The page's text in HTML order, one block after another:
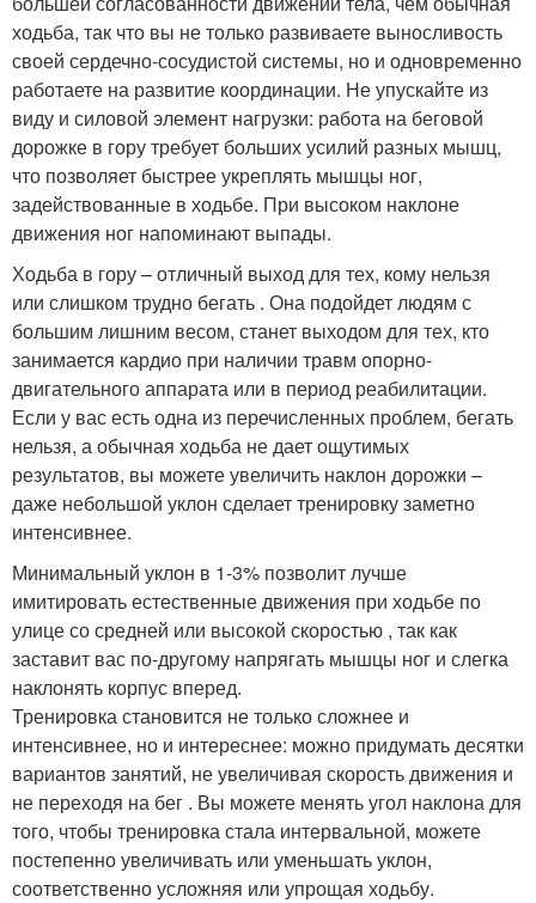
ходьба, так что вы не только развиваете выносливость
своей сердечно-сосудистой системы, но и одновременно
работаете на развитие координации. Не упускайте из
виду и силовой элемент нагрузки: работа на беговой
дорожке в гору требует больших усилий разных мышц,
что позволяет быстрее укреплять мышцы ног,
задействованные в ходьбе. При высоком наклоне
движения ног напоминают выпады.
Ходьба в гору – отличный выход для тех, кому нельзя
или слишком трудно бегать . Она подойдет людям с
большим лишним весом, станет выходом для тех, кто
занимается кардио при наличии травм опорно-
двигательного аппарата или в период реабилитации.
Если у вас есть одна из перечисленных проблем, бегать
нельзя, а обычная ходьба не дает ощутимых
результатов, вы можете увеличить наклон дорожки –
даже небольшой уклон сделает тренировку заметно
интенсивнее.
Минимальный уклон в 1-3% позволит лучше
имитировать естественные движения при ходьбе по
улице со средней или высокой скоростью , так как
заставит вас по-другому напрягать мышцы ног и слегка
наклонять корпус вперед.
Тренировка становится не только сложнее и
интенсивнее, но и интереснее: можно придумать десятки
вариантов занятий, не увеличивая скорость движения и
не переходя на бег . Вы можете менять угол наклона для
того, чтобы тренировка стала интервальной, можете
постепенно увеличивать или уменьшать уклон,
соответственно усложняя или упрощая ходьбу.